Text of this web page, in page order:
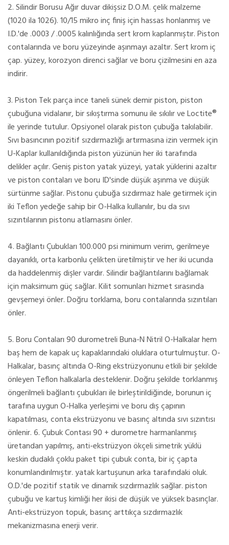
2. Silindir Borusu Ağır duvar dikişsiz D.O.M. çelik malzeme
(1020 ila 1026). 10/15 mikro inç finiş için hassas honlanmış ve
I.D.'de .0003 / .0005 kalınlığında sert krom kaplanmıştır. Piston
contalarında ve boru yüzeyinde aşınmayı azaltır. Sert krom iç
çap. yüzey, korozyon direnci sağlar ve boru çizilmesini en aza
indirir.
3. Piston Tek parça ince taneli sünek demir piston, piston
çubuğuna vidalanır, bir sıkıştırma somunu ile sıkılır ve Loctite®
ile yerinde tutulur. Opsiyonel olarak piston çubuğa takılabilir.
Sıvı basıncının pozitif sızdırmazlığı artırmasına izin vermek için
U-Kaplar kullanıldığında piston yüzünün her iki tarafında
delikler açılır. Geniş piston yatak yüzeyi, yatak yüklerini azaltır
ve piston contaları ve boru ID'sinde düşük aşınma ve düşük
sürtünme sağlar. Pistonu çubuğa sızdırmaz hale getirmek için
iki Teflon yedeğe sahip bir O-Halka kullanılır, bu da sıvı
sızıntılarının pistonu atlamasını önler.
4. Bağlantı Çubukları 100.000 psi minimum verim, gerilmeye
dayanıklı, orta karbonlu çelikten üretilmiştir ve her iki ucunda
da haddelenmiş dişler vardır. Silindir bağlantılarını bağlamak
için maksimum güç sağlar. Kilit somunları hizmet sırasında
gevşemeyi önler. Doğru torklama, boru contalarında sızıntıları
önler.
5. Boru Contaları 90 durometreli Buna-N Nitril O-Halkalar hem
baş hem de kapak uç kapaklarındaki oluklara oturtulmuştur. O-
Halkalar, basınç altında O-Ring ekstrüzyonunu etkili bir şekilde
önleyen Teflon halkalarla desteklenir. Doğru şekilde torklanmış
öngerilmeli bağlantı çubukları ile birleştirildiğinde, borunun iç
tarafına uygun O-Halka yerleşimi ve boru dış çapının
kapatılması, conta ekstrüzyonu ve basınç altında sıvı sızıntısı
önlenir. 6. Çubuk Contası 90 + durometre harmanlanmış
üretandan yapılmış, anti-ekstrüzyon ökçeli simetrik yüklü
keskin dudaklı çoklu paket tipi çubuk conta, bir iç çapta
konumlandırılmıştır. yatak kartuşunun arka tarafındaki oluk.
O.D.'de pozitif statik ve dinamik sızdırmazlık sağlar. piston
çubuğu ve kartuş kimliği her ikisi de düşük ve yüksek basınçlar.
Anti-ekstrüzyon topuk, basınç arttıkça sızdırmazlık
mekanizmasına enerji verir.